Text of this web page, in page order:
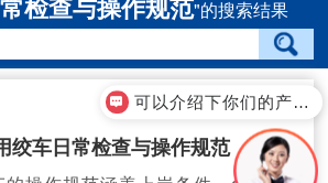
"的搜索结果
绞车日常检查与操作规范
可以介绍下你们的产品么？